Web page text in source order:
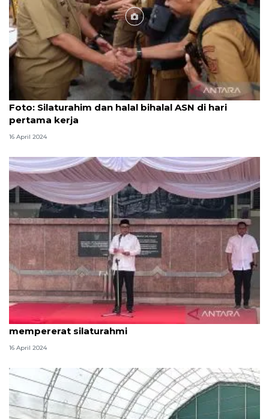
Foto: Silaturahim dan halal bihalal ASN di hari
pertama kerja
16 April 2024
Menkominfo: Idul Fitri momentum untuk
mempererat silaturahmi
16 April 2024